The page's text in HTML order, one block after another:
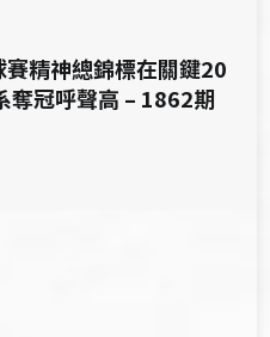
精神總錦標在關鍵20
奪冠呼聲高 – 1862期